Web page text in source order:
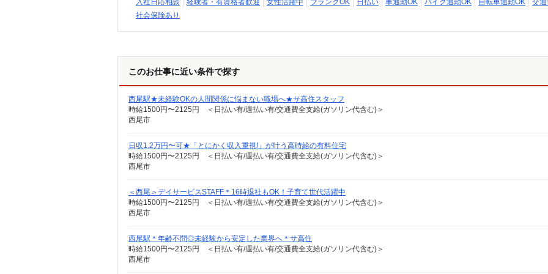
入社日応相談 経験者・有資格者歓迎 女性活躍中 ブランクOK 日払い 車通勤OK バイク通勤OK 自転車通勤OK
交
社会保険あり
このお仕事に近い条件で探す
西尾駅★未経験OKの人間関係に悩まない職場へ★サ高住スタッフ
時給1500円〜2125円 ＜日払い有/週払い有/交通費全支給(ガソリン代含む)＞
西尾市
日収1.2万円〜可★「とにかく収入重視!」が叶う高時給の有料住宅
時給1500円〜2125円 ＜日払い有/週払い有/交通費全支給(ガソリン代含む)＞
西尾市
＜西尾＞デイサービスSTAFF＊16時退社もOK！子育て世代活躍中
時給1500円〜2125円 ＜日払い有/週払い有/交通費全支給(ガソリン代含む)＞
西尾市
西尾駅＊年齢不問◎未経験から安定した業界へ＊サ高住
時給1500円〜2125円 ＜日払い有/週払い有/交通費全支給(ガソリン代含む)＞
西尾市